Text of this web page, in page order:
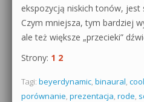
ekspozycją niskich tonów, jest
Czym mniejsza, tym bardziej
ale też większe „przecieki”
Strony: 1 2
Tagi: beyerdynamic, binaural,
porównanie, prezentacja, rode,